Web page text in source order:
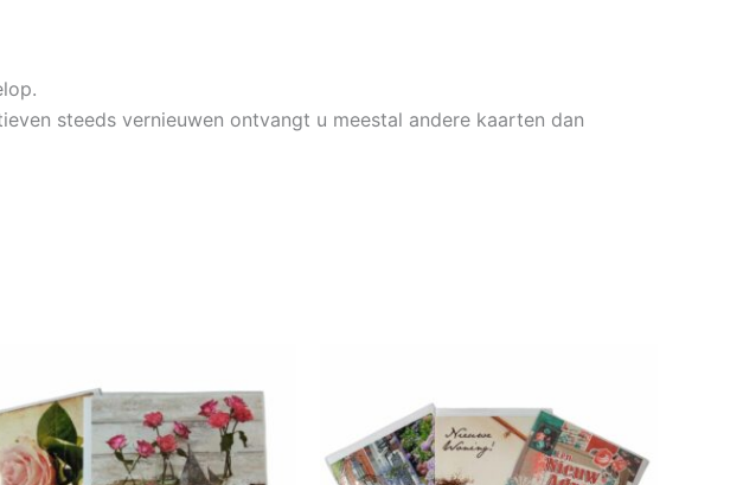
steeds vernieuwen ontvangt u meestal andere kaarten dan